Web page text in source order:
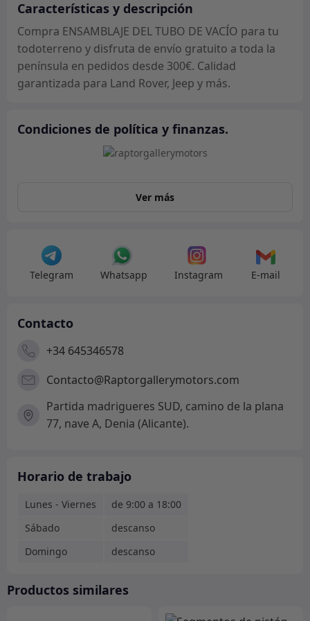
Características y descripción
Compra ENSAMBLAJE DEL TUBO DE VACÍO para tu
todoterreno y disfruta de envío gratuito a toda la
península en pedidos desde 300€. Calidad
garantizada para Land Rover, Jeep y más.
Condiciones de política y finanzas.
Ver más
Telegram Whatsapp Instagram E-mail
Contacto
+34 645346578
Contacto@Raptorgallerymotors.com
Partida madrigueres SUD, camino de la plana
77, nave A, Denia (Alicante).
Horario de trabajo
Lunes - Viernes
de 9:00 a 18:00
Sábado
descanso
Domingo
descanso
Productos similares